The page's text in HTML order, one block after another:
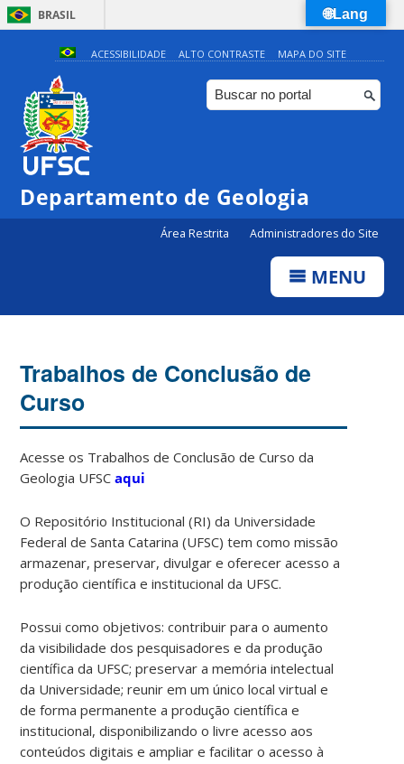
BRASIL
Simplifique!
Comunica BR
Participe
Canais
ACESSIBILIDADE ALTO CONTRASTE MAPA DO SITE
Departamento de Geologia
Área Restrita Administradores do Site
MENU
Trabalhos de Conclusão de
Curso
Acesse os Trabalhos de Conclusão de Curso da
Geologia UFSCaqui
O Repositório Institucional (RI) da Universidade
Federal de Santa Catarina (UFSC) tem como missão
armazenar, preservar, divulgar e oferecer acesso a
produção científica e institucional da UFSC.
Possui como objetivos: contribuir para o aumento
da visibilidade dos pesquisadores e da produção
científica da UFSC; preservar a memória intelectual
da Universidade; reunir em um único local virtual e
de forma permanente a produção científica e
institucional, disponibilizando o livre acesso aos
conteúdos digitais e ampliar e facilitar o acesso à
🌐Lang